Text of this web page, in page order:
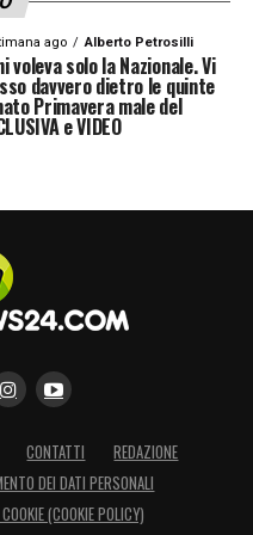
ago Alberto Petrosilli
voleva solo la Nazionale. Vi
davvero dietro le quinte
Primavera male del
e VIDEO
CONTATTI
REDAZIONE
DEI DATI PERSONALI
(COOKIE POLICY)